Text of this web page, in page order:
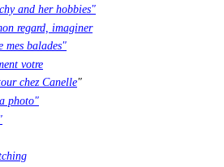
and her hobbies"
regard, imaginer
mes balades"
votre
chez Canelle"
photo"